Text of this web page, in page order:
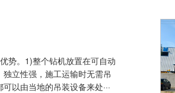
势。1)整个钻机放置在可自动
立性强，施工运输时无需吊
以由当地的吊装设备来处···